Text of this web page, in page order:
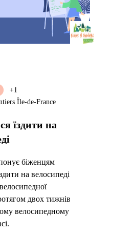
їздити на
біженцям
на велосипеді
двох тижнів
велосипедному
+1
Île-de-France